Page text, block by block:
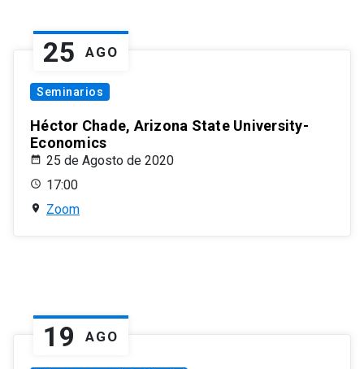
25 AGO
Seminarios
Héctor Chade, Arizona State University-
Economics
25 de Agosto de 2020
17:00
Zoom
19 AGO